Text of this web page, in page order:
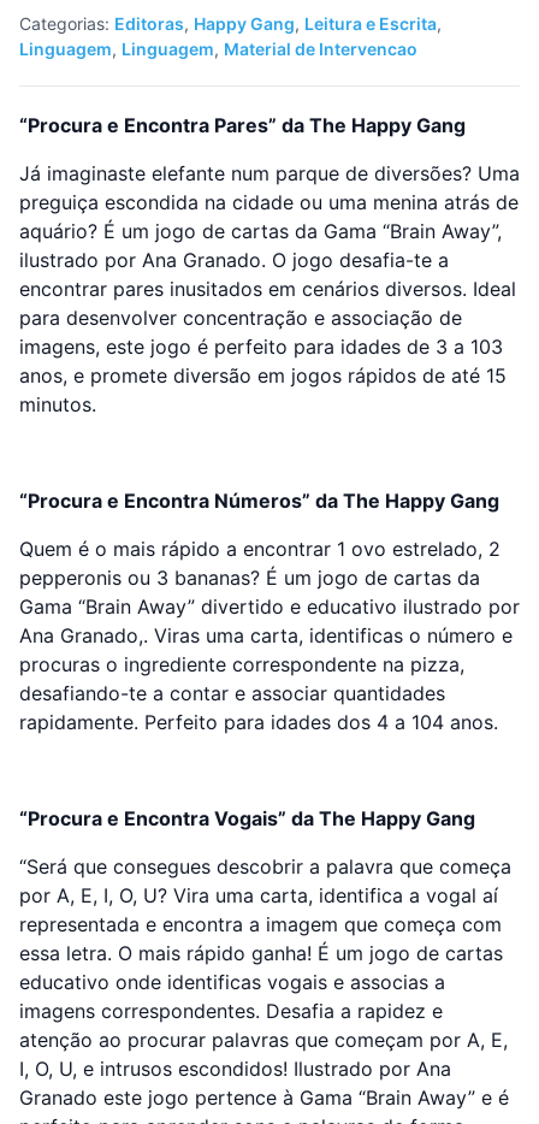
Categorias: Editoras, Happy Gang, Leitura e Escrita,
Linguagem, Linguagem, Material de Intervencao
“Procura e Encontra Pares” da The Happy Gang
Já imaginaste elefante num parque de diversões? Uma
preguiça escondida na cidade ou uma menina atrás de
aquário? É um jogo de cartas da Gama “Brain Away”,
ilustrado por Ana Granado. O jogo desafia-te a
encontrar pares inusitados em cenários diversos. Ideal
para desenvolver concentração e associação de
imagens, este jogo é perfeito para idades de 3 a 103
anos, e promete diversão em jogos rápidos de até 15
minutos.
“Procura e Encontra Números” da The Happy Gang
Quem é o mais rápido a encontrar 1 ovo estrelado, 2
pepperonis ou 3 bananas? É um jogo de cartas da
Gama “Brain Away” divertido e educativo ilustrado por
Ana Granado,. Viras uma carta, identificas o número e
procuras o ingrediente correspondente na pizza,
desafiando-te a contar e associar quantidades
rapidamente. Perfeito para idades dos 4 a 104 anos.
“Procura e Encontra Vogais” da The Happy Gang
“Será que consegues descobrir a palavra que começa
por A, E, I, O, U? Vira uma carta, identifica a vogal aí
representada e encontra a imagem que começa com
essa letra. O mais rápido ganha! É um jogo de cartas
educativo onde identificas vogais e associas a
imagens correspondentes. Desafia a rapidez e
atenção ao procurar palavras que começam por A, E,
I, O, U, e intrusos escondidos! Ilustrado por Ana
Granado este jogo pertence à Gama “Brain Away” e é